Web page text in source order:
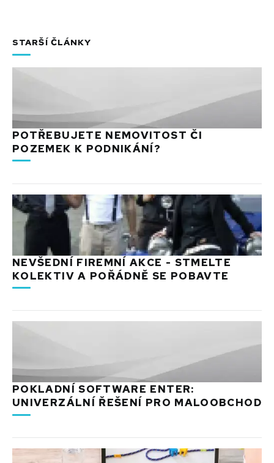
STARŠÍ ČLÁNKY
POTŘEBUJETE NEMOVITOST ČI
POZEMEK K PODNIKÁNÍ?
NEVŠEDNÍ FIREMNÍ AKCE - STMELTE
KOLEKTIV A POŘÁDNĚ SE POBAVTE
POKLADNÍ SOFTWARE ENTER:
UNIVERZÁLNÍ ŘEŠENÍ PRO MALOOBCHOD